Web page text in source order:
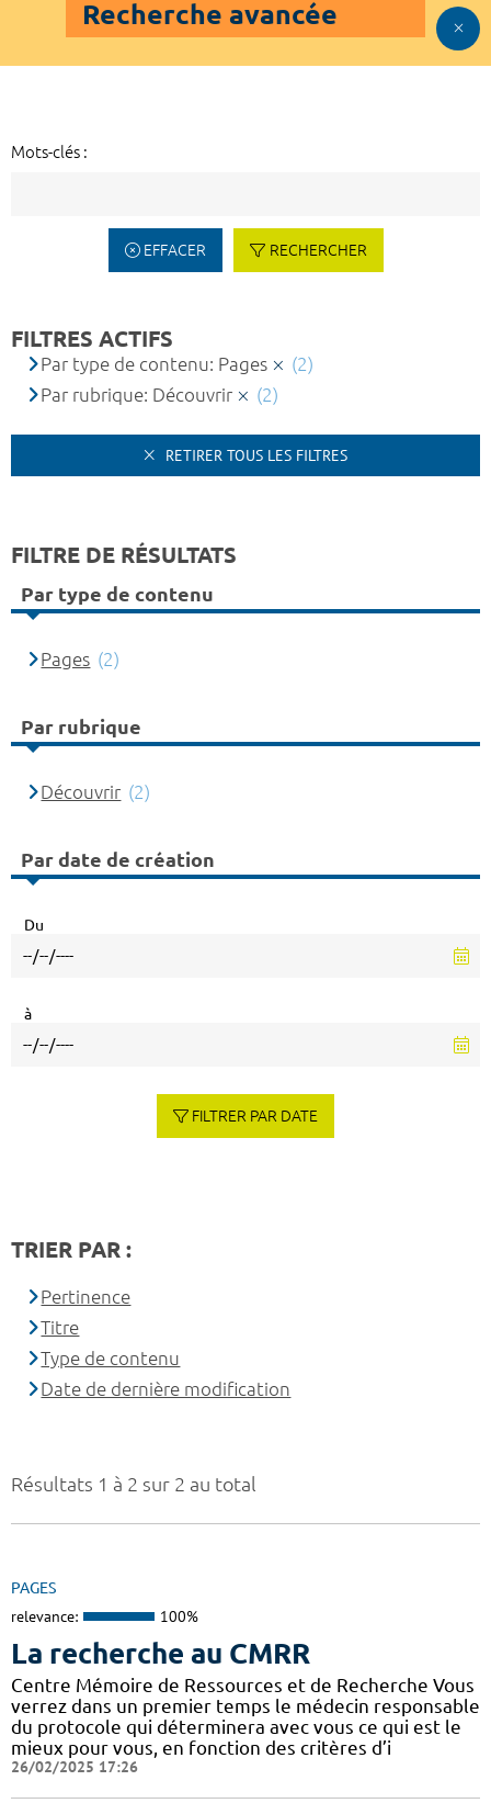
Recherche avancée
Mots-clés :
EFFACER RECHERCHER
Résultats 1 à 2 sur 2 au total
PAGES
relevance: 100%
La recherche au CMRR
Centre Mémoire de Ressources et de Recherche Vous
verrez dans un premier temps le médecin responsable
du protocole qui déterminera avec vous ce qui est le
mieux pour vous, en fonction des critères d’i
26/02/2025 17:26
FILTRES ACTIFS
Par type de contenu: Pages
(2)
Par rubrique: Découvrir
(2)
RETIRER TOUS LES FILTRES
FILTRE DE RÉSULTATS
Par type de contenu
Pages (2)
Par rubrique
Découvrir (2)
Par date de création
Du
à
FILTRER PAR DATE
TRIER PAR :
Pertinence
Titre
Type de contenu
Date de dernière modification